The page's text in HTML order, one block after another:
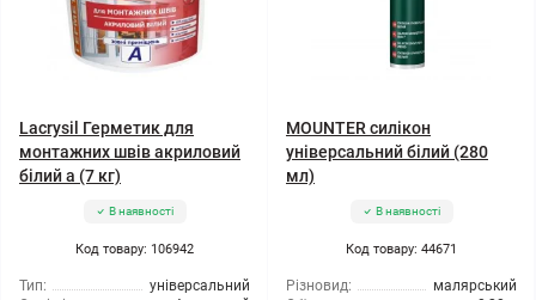
Lacrysil Герметик для
монтажних швів акриловий
білий а (7 кг)
В наявності
Код товару: 106942
Тип:
універсальний
MOUNTER силікон
універсальний білий (280
мл)
В наявності
Код товару: 44671
Різновид:
малярський